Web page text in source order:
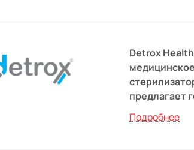
Detroх
предлагает
Подробнее